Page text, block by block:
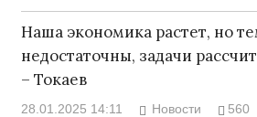
Наша экономика растет, но
недостаточны, задачи
– Токаев
28.01.2025 14:11 Новости 560